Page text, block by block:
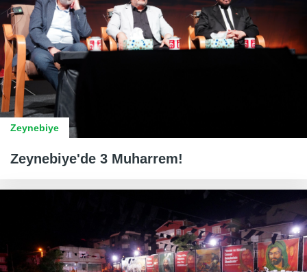
Zeynebiye
Zeynebiye'de 3 Muharrem!